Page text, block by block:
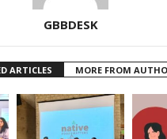
GBBDESK
ARTICLES MORE FROM